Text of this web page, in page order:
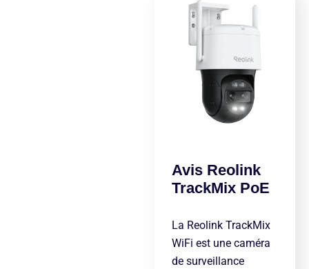
Avis Reolink
TrackMix PoE
La Reolink TrackMix
WiFi est une caméra
de surveillance